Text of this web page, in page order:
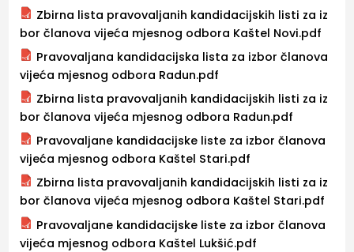
Zbirna lista pravovaljanih kandidacijskih listi za iz
bor članova vijeća mjesnog odbora Kaštel Novi.pdf
Pravovaljana kandidacijska lista za izbor članova
vijeća mjesnog odbora Radun.pdf
Zbirna lista pravovaljanih kandidacijskih listi za iz
bor članova vijeća mjesnog odbora Radun.pdf
Pravovaljane kandidacijske liste za izbor članova
vijeća mjesnog odbora Kaštel Stari.pdf
Zbirna lista pravovaljanih kandidacijskih listi za iz
bor članova vijeća mjesnog odbora Kaštel Stari.pdf
Pravovaljane kandidacijske liste za izbor članova
vijeća mjesnog odbora Kaštel Lukšić.pdf